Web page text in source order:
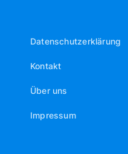
Datenschutzerklärung
Kontakt
Über uns
Impressum